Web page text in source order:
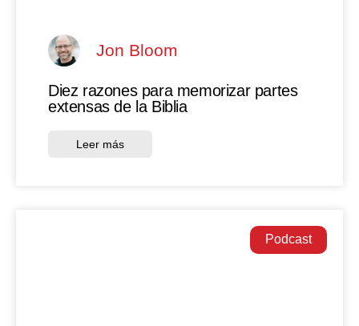
Jon Bloom
Diez razones para memorizar partes
extensas de la Biblia
Leer más
Podcast